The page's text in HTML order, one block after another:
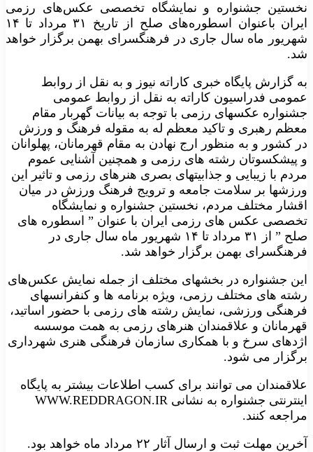
نخستین جشنواره و نمایشگاه تخصصی عکس‌های رزمی
ایران باعنوان اسطوره‌های صلح از تاریخ ۳۱ مرداد تا ۱۴
شهریور ماه سال جاری در فرهنگسرای بهمن برگزار خواهد
شد.
به گزارش پایگاه خبری کاراته نیوز و به نقل از روابط
عمومی فدراسیون کاراته به نقل از روابط عمومی
جشنواره عکسهای رزمی با توجه به بیانات گهربار مقام
معظم رهبری و تاکید معظم له به مقوله فرهنگ و ورزش
در کشور و به منظور ارج نهادن به مقام قهرمانان، پهلوانان
و پیشکسوتان رشته های رزمی و همچنین آشنایی عموم
مردم با زیبایی و جذابیتهای بصری هنرهای رزمی و تاثیر این
ورزشها بر سلامت جامعه و ترویج فرهنگ ورزش در میان
اقشار مختلف مردم، نخستین جشنواره و نمایشگاه
تخصصی عکس های رزمی ایران با عنوان ” اسطوره های
صلح ” از ۳۱ مرداد تا ۱۴ شهریور ماه سال جاری در
فرهنگسرای بهمن برگزار خواهد شد.
این جشنواره در بخشهای مختلف از جمله نمایش عکس‌های
رشته های مختلف رزمی، ویژه برنامه ها و کنفرانسهای
فرهنگی ورزشی، نمایش رشته های رزمی با حضور اساتید،
قهرمانان و علاقمندان هنرهای رزمی به همت موسسه
اژدهای سرخ و با همکاری سازمان فرهنگی هنری شهرداری
برگزار می شود.
علاقمندان می توانند برای کسب اطلاعات بیشتر به پایگاه
اینترنتی جشنواره به نشانی WWW.REDDRAGON.IR
مراجعه کنند.
آخرین مهلت ثبت و ارسال آثار ۲۲ مرداد ماه خواهد بود.